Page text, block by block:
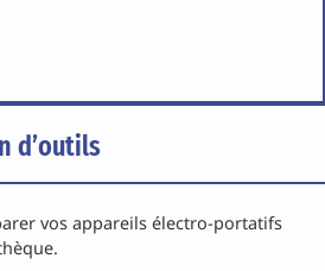
d’outils
vos appareils électro-portatifs